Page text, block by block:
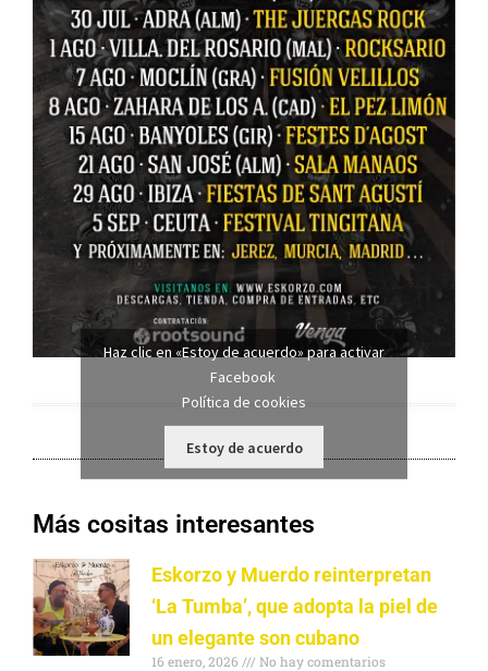
Haz clic en «Estoy de acuerdo» para activar
Facebook
Política de cookies
Estoy de acuerdo
Más cositas interesantes
Eskorzo y Muerdo reinterpretan
‘La Tumba’, que adopta la piel de
un elegante son cubano
16 enero, 2026
No hay comentarios